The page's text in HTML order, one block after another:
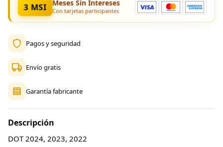
3 MSI Meses Sin Intereses
Con tarjetas participantes
Pagos y seguridad
Envío gratis
Garantía fabricante
Descripción
DOT 2024, 2023, 2022